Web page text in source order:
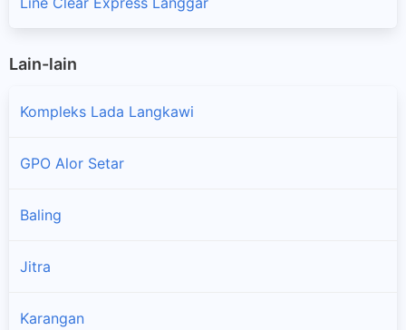
Lain-lain
Kompleks Lada Langkawi
GPO Alor Setar
Baling
Jitra
Karangan